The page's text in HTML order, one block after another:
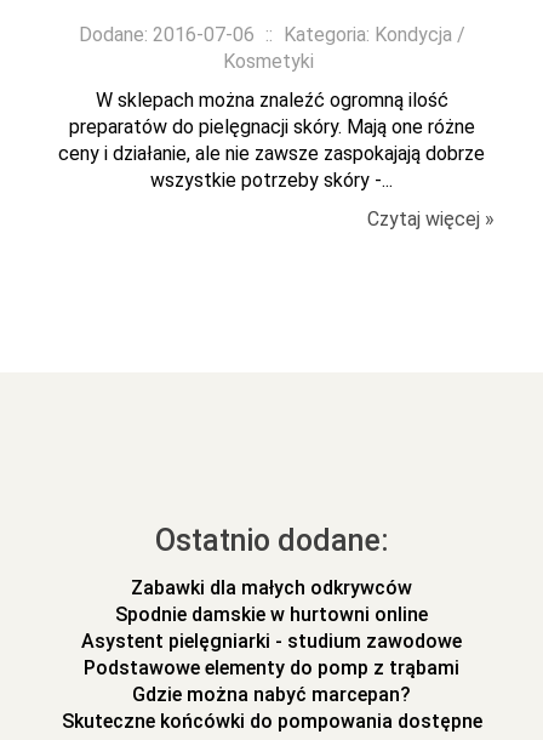
Dodane: 2016-07-06 :: Kategoria: Kondycja /
Kosmetyki
W sklepach można znaleźć ogromną ilość
preparatów do pielęgnacji skóry. Mają one różne
ceny i działanie, ale nie zawsze zaspokajają dobrze
wszystkie potrzeby skóry -...
Czytaj więcej »
Ostatnio dodane:
Zabawki dla małych odkrywców
Spodnie damskie w hurtowni online
Asystent pielęgniarki - studium zawodowe
Podstawowe elementy do pomp z trąbami
Gdzie można nabyć marcepan?
Skuteczne końcówki do pompowania dostępne